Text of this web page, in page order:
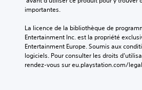
importantes.
La licence de la bibliothèque de
Entertainment Inc. est la propriété
Entertainment Europe. Soumis aux
logiciels. Pour consulter les droits
rendez-vous sur eu.playstation.com/